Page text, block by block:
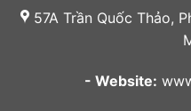
57A Trần Quốc Thảo,
- Website: